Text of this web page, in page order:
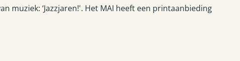
muziek: ‘Jazzjaren!'. Het MAI heeft een printaanbieding